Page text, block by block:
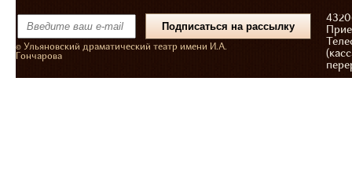
© Ульяновский драматический театр имени И.А.
Гончарова